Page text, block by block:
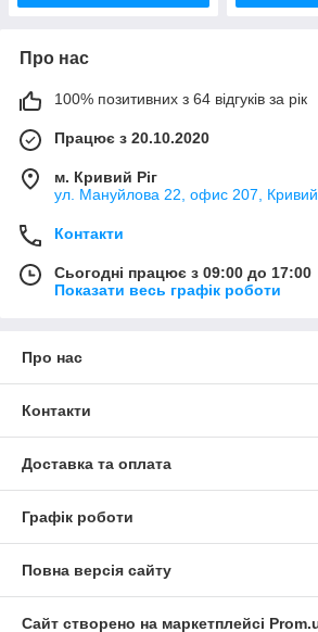
Про нас
100% позитивних з 64 відгуків за рік
Працює з 20.10.2020
м. Кривий Ріг
ул. Мануйлова 22, офис 207, Кривий
Контакти
Сьогодні працює з 09:00 до 17:00
Показати весь графік роботи
Про нас
Контакти
Доставка та оплата
Графік роботи
Повна версія сайту
Сайт створено на маркетплейсі